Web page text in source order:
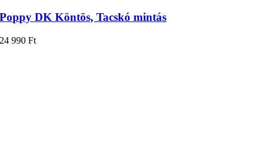
Poppy DK Köntös, Tacskó mintás
24 990Ft